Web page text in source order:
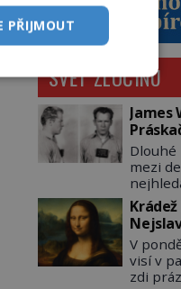
SVĚT ZLOČINU
James
Dlouhé
mezi
dvě –
James
V
visí v
zdi
PŘIJMOUT